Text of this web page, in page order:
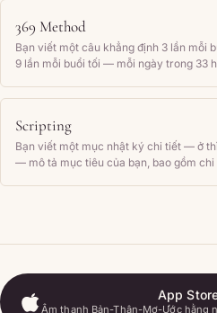
369 Method
Bạn viết một câu khẳng định 3 lần mỗi
9 lần mỗi buổi tối — mỗi ngày trong 33
Scripting
Bạn viết một mục nhật ký chi tiết — ở
— mô tả mục tiêu của bạn, bao gồm
App
Âm thanh Bản-Thân-Mơ-Ước hằng